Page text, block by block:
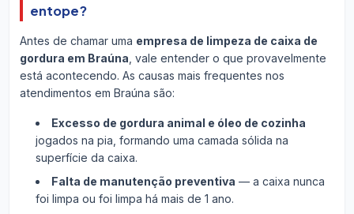
entope?
Antes de chamar uma empresa de limpeza de caixa de
gordura em Braúna , vale entender o que provavelmente
está acontecendo. As causas mais frequentes nos
atendimentos em Braúna são:
Excesso de gordura animal e óleo de cozinha
jogados na pia, formando uma camada sólida na
superfície da caixa.
Falta de manutenção preventiva — a caixa nunca
foi limpa ou foi limpa há mais de 1 ano.